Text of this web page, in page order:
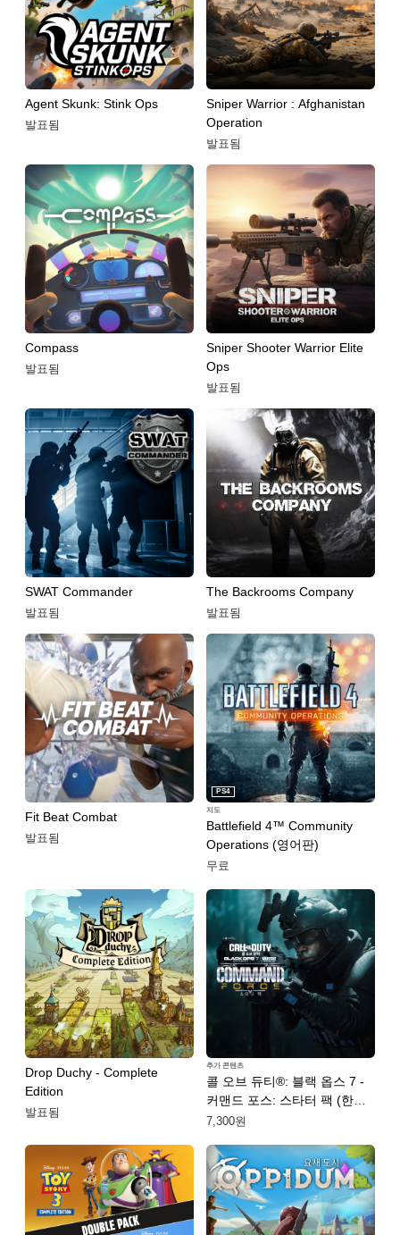
Agent Skunk: Stink Ops
발표됨
Sniper Warrior : Afghanistan
Operation
발표됨
Compass
발표됨
Sniper Shooter Warrior Elite
Ops
발표됨
SWAT Commander
발표됨
The Backrooms Company
발표됨
Fit Beat Combat
발표됨
Battlefield 4™ Community
Operations (영어판)
PS4
지도
무료
Drop Duchy - Complete
Edition
발표됨
콜 오브 듀티®: 블랙 옵스 7 -
커맨드 포스: 스타터 팩 (한국
어판)
추가 콘텐츠
7,300원